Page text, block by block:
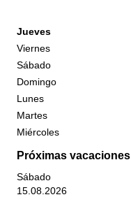
Jueves
Viernes
Sábado
Domingo
Lunes
Martes
Miércoles
Próximas vacaciones
Sábado
15.08.2026